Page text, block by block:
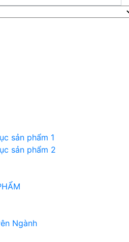
sản phẩm 1
sản phẩm 2
Ngành